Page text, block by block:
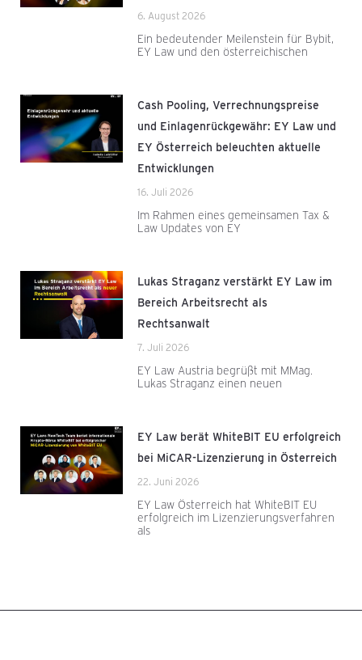
6. August 2026
Ein bedeutender Meilenstein für Bybit,
EY Law und den österreichischen
Cash Pooling, Verrechnungspreise
und Einlagenrückgewähr: EY Law und
EY Österreich beleuchten aktuelle
Entwicklungen
16. Juli 2026
Im Rahmen eines gemeinsamen Tax &
Law Updates von EY
Lukas Straganz verstärkt EY Law im
Bereich Arbeitsrecht als
Rechtsanwalt
7. Juli 2026
EY Law Austria begrüßt mit MMag.
Lukas Straganz einen neuen
EY Law berät WhiteBIT EU erfolgreich
bei MiCAR-Lizenzierung in Österreich
22. Juni 2026
EY Law Österreich hat WhiteBIT EU
erfolgreich im Lizenzierungsverfahren
als